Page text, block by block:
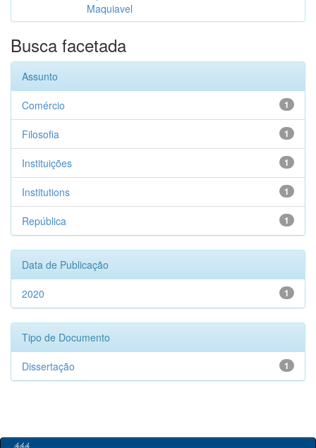
Maquiavel
Busca facetada
Assunto
1
Comércio
1
Filosofia
1
Instituições
1
Institutions
1
República
Data de Publicação
1
2020
Tipo de Documento
1
Dissertação